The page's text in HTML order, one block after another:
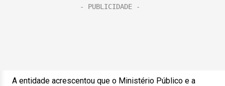
A entidade acrescentou que o Ministério Público e a